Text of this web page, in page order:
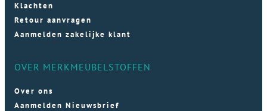
Klachten
Retour aanvragen
Aanmelden zakelijke klant
OVER MERKMEUBELSTOFFEN
Over ons
Aanmelden Nieuwsbrief